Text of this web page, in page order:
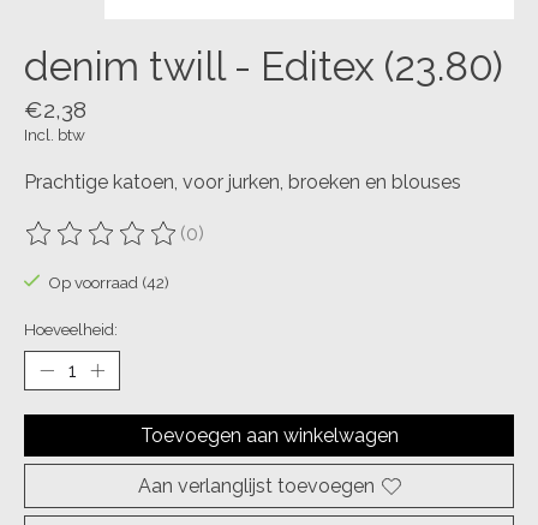
denim twill - Editex (23.80)
€2,38
Incl. btw
Prachtige katoen, voor jurken, broeken en blouses
De beoordeling van dit product is
(0)
Op voorraad (42)
Hoeveelheid:
Toevoegen aan winkelwagen
Aan verlanglijst toevoegen